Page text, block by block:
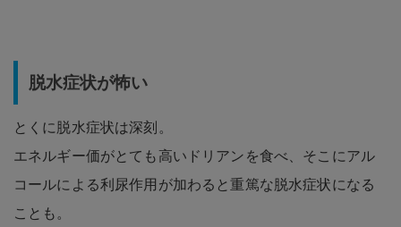
脱水症状が怖い
とくに脱水症状は深刻。
エネルギー価がとても高いドリアンを食べ、そこにアル
コールによる利尿作用が加わると重篤な脱水症状になる
ことも。